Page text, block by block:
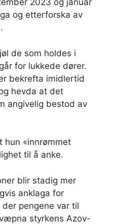
2023 og januar
og etterforska av
de som holdes i
for lukkede dører.
bekrefta imidlertid
hevda at det
angivelig bestod av
hun «innrømmet
til å anke.
blir stadig mer
anklaga for
pengene var til
styrkens Azov-